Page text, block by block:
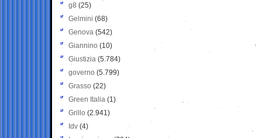
g8 (25)
Gelmini (68)
Genova (542)
Giannino (10)
Giustizia (5.784)
governo (5.799)
Grasso (22)
Green Italia (1)
Grillo (2.941)
Idv (4)